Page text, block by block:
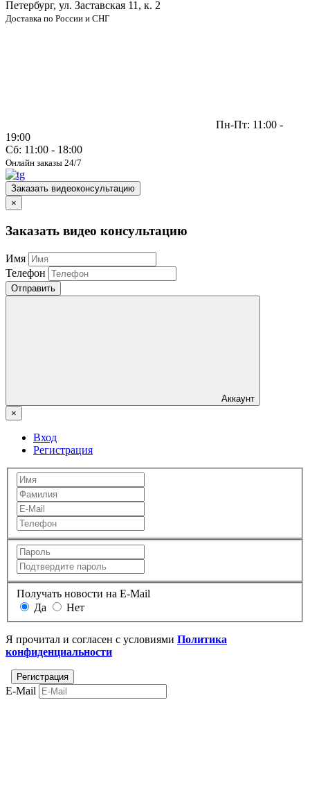
Петербург, ул. Заставская 11, к. 2
Доставка по России и СНГ
Пн-Пт: 11:00 -
19:00
Сб: 11:00 - 18:00
Онлайн заказы 24/7
Заказать видеоконсультацию
×
Заказать видео консультацию
Имя
Телефон
Отправить
Аккаунт
×
Вход
Регистрация
Получать новости на E-Mail
Да
Нет
Я прочитал и согласен с условиями Политика
конфиденциальности
E-Mail